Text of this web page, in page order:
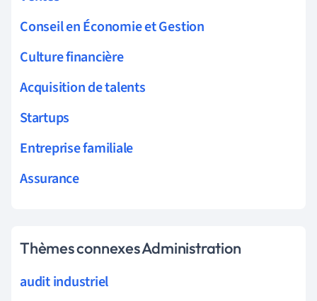
Conseil en Économie et Gestion
Culture financière
Acquisition de talents
Startups
Entreprise familiale
Assurance
Thèmes connexes Administration
audit industriel